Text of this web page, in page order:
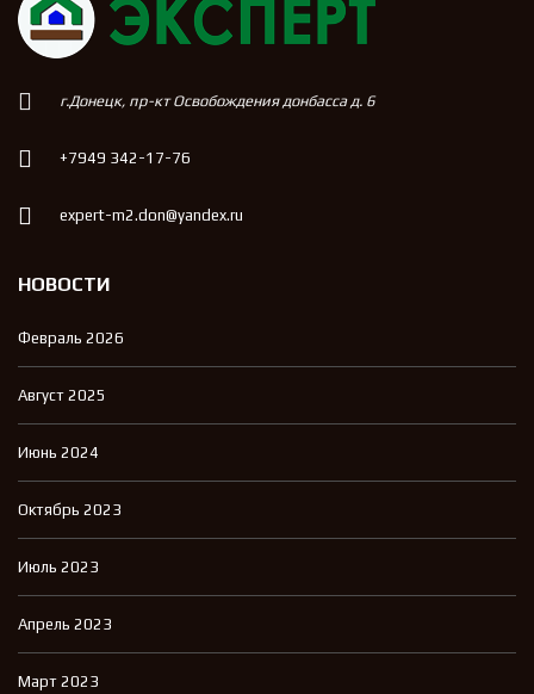
г.Донецк, пр-кт Освобождения донбасса д. 6
+7949 342-17-76
expert-m2.don@yandex.ru
НОВОСТИ
Февраль 2026
Август 2025
Июнь 2024
Октябрь 2023
Июль 2023
Апрель 2023
Март 2023